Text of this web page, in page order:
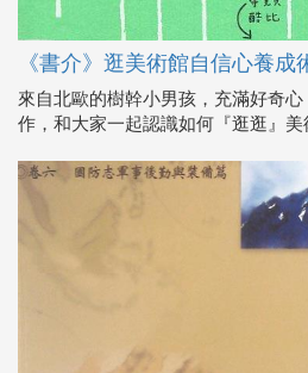
《書介》逛美術館自信心養成
來自北歐的樹幹小男孩，充滿好奇
作，和大家一起認識如何『逛逛』美